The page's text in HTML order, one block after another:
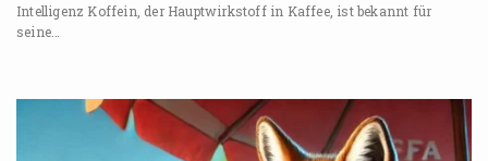
Intelligenz Koffein, der Hauptwirkstoff in Kaffee, ist bekannt für
seine…